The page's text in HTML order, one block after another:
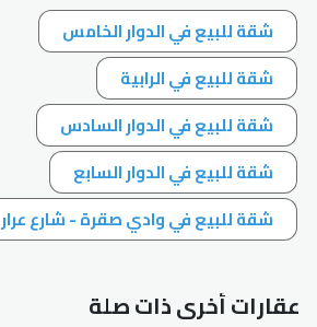
شقة للبيع في الدوار الخامس
شقة للبيع في الرابية
شقة للبيع في الدوار السادس
شقة للبيع في الدوار السابع
شقة للبيع في وادي صقرة - شارع عرار
عقارات أخرى ذات صلة